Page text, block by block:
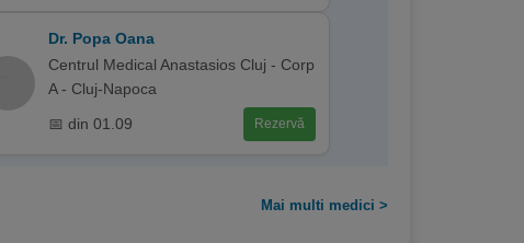
Dr. Popa Oana
Centrul Medical Anastasios Cluj - Corp
A - Cluj-Napoca
📅 din 01.09 Rezervă
Mai multi medici >